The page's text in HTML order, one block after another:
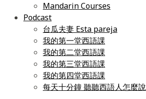
Mandarin Courses
Podcast
台瓜夫妻 Esta pareja
我的第一堂西語課
我的第二堂西語課
我的第三堂西語課
我的第四堂西語課
每天十分鐘 聽聽西語人怎麼說